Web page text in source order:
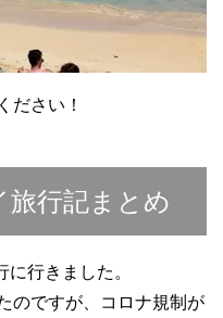
ださい！
旅行記まとめ
行きました。
のですが、コロナ規制が